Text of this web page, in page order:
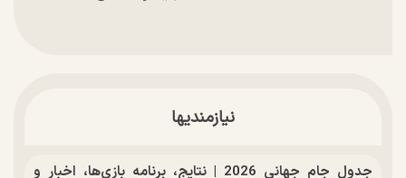
نیازمندیها
جدول جام جهانی 2026 | نتایج، برنامه بازی‌ها، اخبار و